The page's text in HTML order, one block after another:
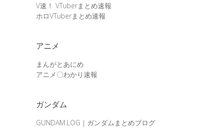
V速！ VTuberまとめ速報
ホロVTuberまとめ速報
アニメ
まんがとあにめ
アニメ〇わかり速報
ガンダム
GUNDAM.LOG｜ガンダムまとめブログ